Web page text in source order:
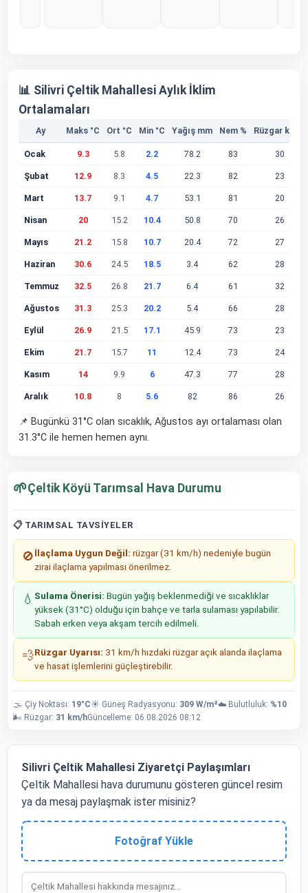
📊 Silivri Çeltik Mahallesi Aylık İklim
Ortalamaları
Ay Maks °C Ort °C Min °C Yağış mm Nem % Rüzgar km/s
Ocak 9.3 5.8 2.2 78.2 83 30
Şubat 12.9 8.3 4.5 22.3 82 23
Mart 13.7 9.1 4.7 53.1 81 20
Nisan 20 15.2 10.4 50.8 70 26
Mayıs 21.2 15.8 10.7 20.4 72 27
Haziran 30.6 24.5 18.5 3.4 62 28
Temmuz 32.5 26.8 21.7 6.4 61 32
Ağustos 31.3 25.3 20.2 5.4 66 28
Eylül 26.9 21.5 17.1 45.9 73 23
Ekim 21.7 15.7 11 12.4 73 24
Kasım 14 9.9 6 47.3 77 28
Aralık 10.8 8 5.6 82 86 26
📌 Bugünkü 31°C olan sıcaklık, Ağustos ayı ortalaması olan
31.3°C ile hemen hemen aynı.
🌱Çeltik Köyü Tarımsal Hava Durumu
📋 TARIMSAL TAVSIYELER
🚫 İlaçlama Uygun Değil: rüzgar (31 km/h) nedeniyle bugün
zirai ilaçlama yapılması önerilmez.
💧 Sulama Önerisi: Bugün yağış beklenmediği ve sıcaklıklar
yüksek (31°C) olduğu için bahçe ve tarla sulaması yapılabilir.
Sabah erken veya akşam tercih edilmeli.
💨Rüzgar Uyarısı: 31 km/h hızdaki rüzgar açık alanda ilaçlama
ve hasat işlemlerini güçleştirebilir.
🌫️ Çiy Noktası: 19°C☀️ Güneş Radyasyonu: 309 W/m²☁️ Bulutluluk: %10
🌬️ Rüzgar: 31 km/hGüncelleme: 06.08.2026 08:12
Silivri Çeltik Mahallesi Ziyaretçi Paylaşımları
Çeltik Mahallesi hava durumunu gösteren güncel resim
ya da mesaj paylaşmak ister misiniz?
Fotoğraf Yükle